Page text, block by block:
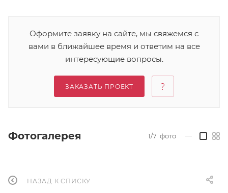
Оформите заявку на сайте, мы свяжемся с
вами в ближайшее время и ответим на все
интересующие вопросы.
ЗАКАЗАТЬ ПРОЕКТ
Фотогалерея 1/7 фото
НАЗАД К СПИСКУ